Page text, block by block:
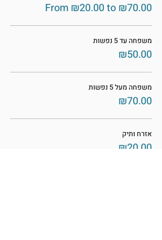
From ₪20.00 to ₪70.00
משפחה עד 5 נפשות
₪50.00
משפחה מעל 5 נפשות
₪70.00
אזרח ותיק
₪20.00